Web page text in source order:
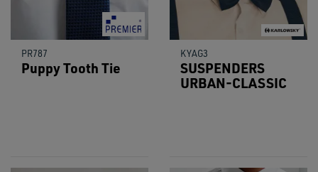
PR787
Puppy Tooth Tie
KYAG3
SUSPENDERS
URBAN-CLASSIC